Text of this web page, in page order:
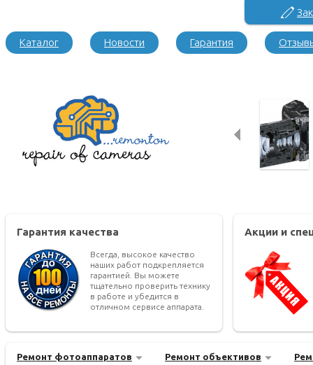
Каталог Новости Гарантия
Гарантия качества
Всегда, высокое качество
наших работ подкрепляется
гарантией. Вы можете
тщательно проверить технику
в работе и убедится в
отличном сервисе аппарата.
Акции и
Ремонт фотоаппаратов Ремонт объективов